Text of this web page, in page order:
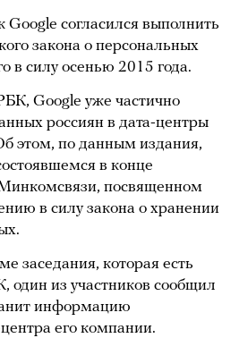
согласился выполнить
закона о персональных
в силу осенью 2015 года.
Google уже частично
россиян в дата-центры
этом, по данным издания,
в конце
посвященном
в силу закона о хранении
заседания, которая есть
один из участников сообщил
информацию
его компании.